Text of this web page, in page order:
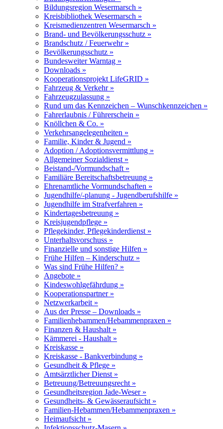
Bildungsregion Wesermarsch »
Kreisbibliothek Wesermarsch »
Kreismedienzentren Wesermarsch »
Brand- und Bevölkerungsschutz »
Brandschutz / Feuerwehr »
Bevölkerungsschutz »
Bundesweiter Warntag »
Downloads »
Kooperationsprojekt LifeGRID »
Fahrzeug & Verkehr »
Fahrzeugzulassung »
Rund um das Kennzeichen – Wunschkennzeichen »
Fahrerlaubnis / Führerschein »
Knöllchen & Co. »
Verkehrsangelegenheiten »
Familie, Kinder & Jugend »
Adoption / Adoptionsvermittlung »
Allgemeiner Sozialdienst »
Beistand-/Vormundschaft »
Familiäre Bereitschaftsbetreuung »
Ehrenamtliche Vormundschaften »
Jugendhilfe/-planung - Jugendberufshilfe »
Jugendhilfe im Strafverfahren »
Kindertagesbetreuung »
Kreisjugendpflege »
Pflegekinder, Pflegekinderdienst »
Unterhaltsvorschuss »
Finanzielle und sonstige Hilfen »
Frühe Hilfen – Kinderschutz »
Was sind Frühe Hilfen? »
Angebote »
Kindeswohlgefährdung »
Kooperationspartner »
Netzwerkarbeit »
Aus der Presse – Downloads »
Familienhebammen/Hebammenpraxen »
Finanzen & Haushalt »
Kämmerei - Haushalt »
Kreiskasse »
Kreiskasse - Bankverbindung »
Gesundheit & Pflege »
Amtsärztlicher Dienst »
Betreuung/Betreuungsrecht »
Gesundheitsregion Jade-Weser »
Gesundheits- & Gewässeraufsicht »
Familien-Hebammen/Hebammenpraxen »
Heimaufsicht »